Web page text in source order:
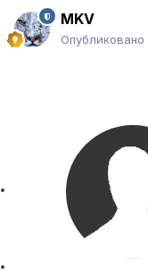
MKV
Опубликовано